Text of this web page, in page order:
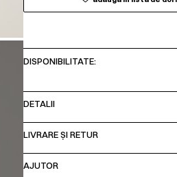
DISPONIBILITATE:
DETALII
LIVRARE ȘI RETUR
AJUTOR